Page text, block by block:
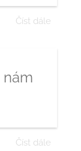
Číst dále
nám
Číst dále